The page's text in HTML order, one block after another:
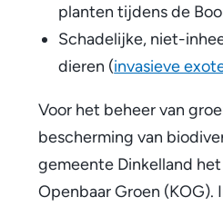
planten tijdens de
Schadelijke, niet-
dieren (invasieve
Voor het beheer van
bescherming van
gemeente Dinkelland
Openbaar Groen (KOG).